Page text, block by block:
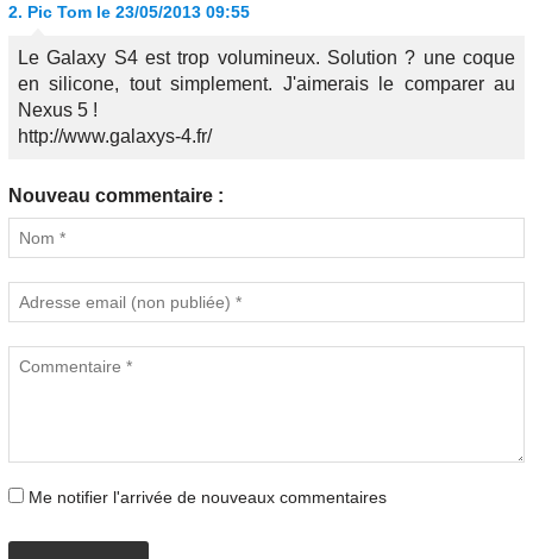
2. Pic Tom le 23/05/2013 09:55
Le Galaxy S4 est trop volumineux. Solution ? une coque
en silicone, tout simplement. J'aimerais le comparer au
Nexus 5 !
http://www.galaxys-4.fr/
Nouveau commentaire :
Me notifier l'arrivée de nouveaux commentaires